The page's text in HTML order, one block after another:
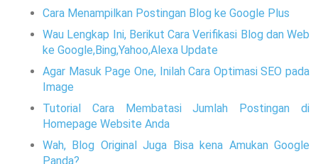
Cara Menampilkan Postingan Blog ke Google Plus
Wau Lengkap Ini, Berikut Cara Verifikasi Blog dan Web
ke Google,Bing,Yahoo,Alexa Update
Agar Masuk Page One, Inilah Cara Optimasi SEO pada
Image
Tutorial Cara Membatasi Jumlah Postingan di
Homepage Website Anda
Wah, Blog Original Juga Bisa kena Amukan Google
Panda?